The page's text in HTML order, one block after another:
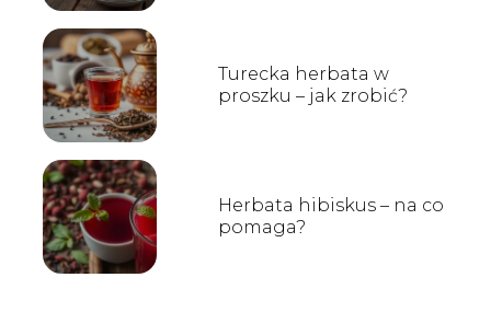
Turecka herbata w
proszku – jak zrobić?
Herbata hibiskus – na co
pomaga?